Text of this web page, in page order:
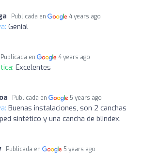
Publicada en 4 years ago
Genial
Publicada en 4 years ago
Excelentes
Publicada en 5 years ago
Buenas instalaciones, son 2 canchas
sintético y una cancha de blindex.
Publicada en 5 years ago